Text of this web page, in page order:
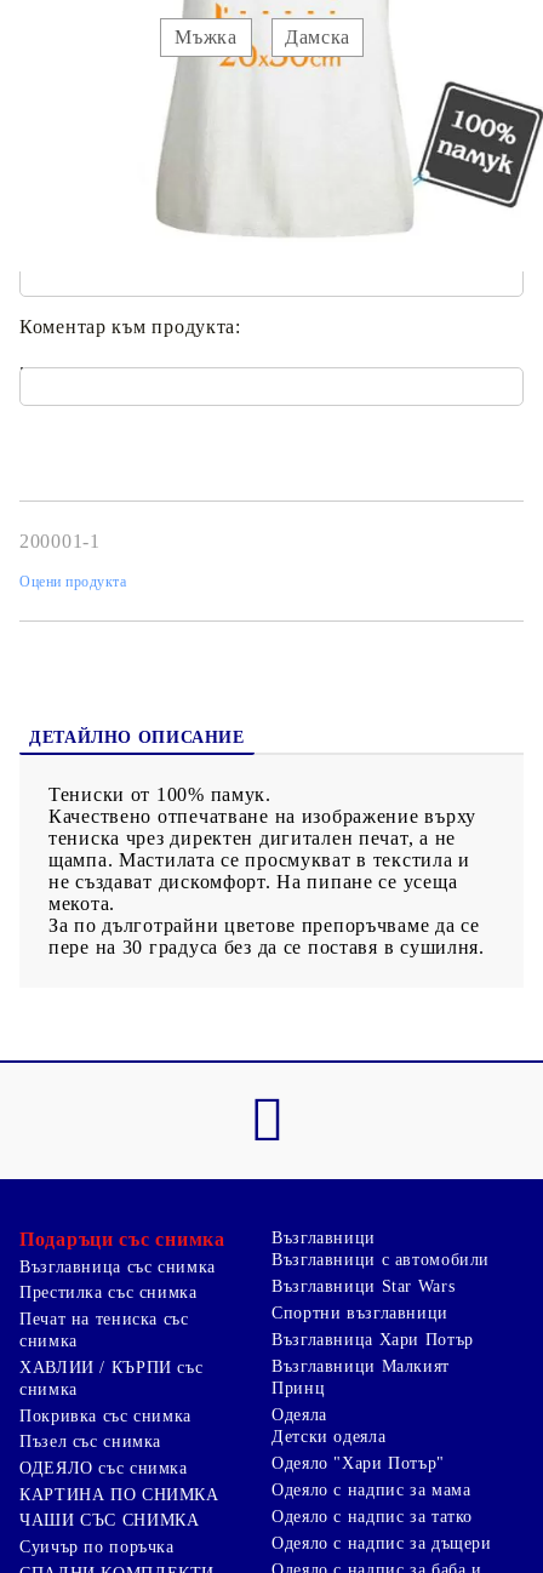
Мъжка Дамска
Добавете текст за отпечатване:
Коментар към продукта:
.
200001-1
Оцени продукта
ДЕТАЙЛНО ОПИСАНИЕ
Тениски от 100% памук.
Качествено отпечатване на изображение върху
тениска чрез директен дигитален печат, а не
щампа. Мастилата се просмукват в текстила и
не създават дискомфорт. На пипане се усеща
мекота.
За по дълготрайни цветове препоръчваме да се
пере на 30 градуса без да се поставя в сушилня.
Подаръци със снимка
Възглавница със снимка
Престилка със снимка
Печат на тениска със
снимка
ХАВЛИИ / КЪРПИ със
снимка
Покривка със снимка
Пъзел със снимка
ОДЕЯЛО със снимка
КАРТИНА ПО СНИМКА
ЧАШИ СЪС СНИМКА
Суичър по поръчка
Възглавници
Възглавници с автомобили
Възглавници Star Wars
Спортни възглавници
Възглавница Хари Потър
Възглавници Малкият
Принц
Одеяла
Детски одеяла
Одеяло "Хари Потър"
Одеяло с надпис за мама
Одеяло с надпис за татко
Одеяло с надпис за дъщери